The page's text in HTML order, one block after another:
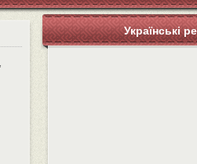
Українські